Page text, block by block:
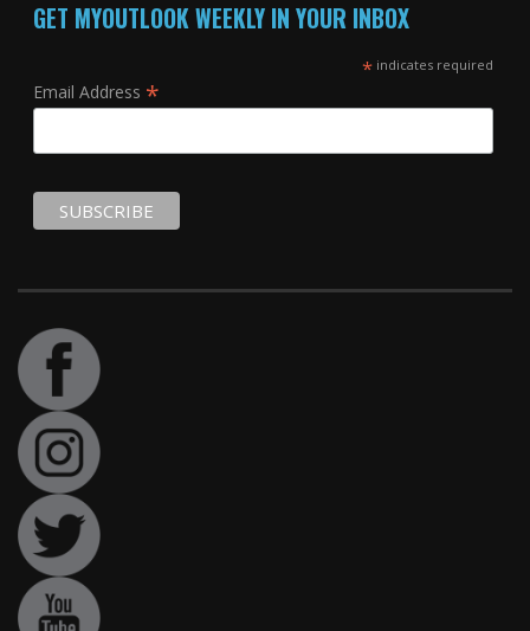
GET MYOUTLOOK WEEKLY IN YOUR INBOX
*indicates required
Email Address *